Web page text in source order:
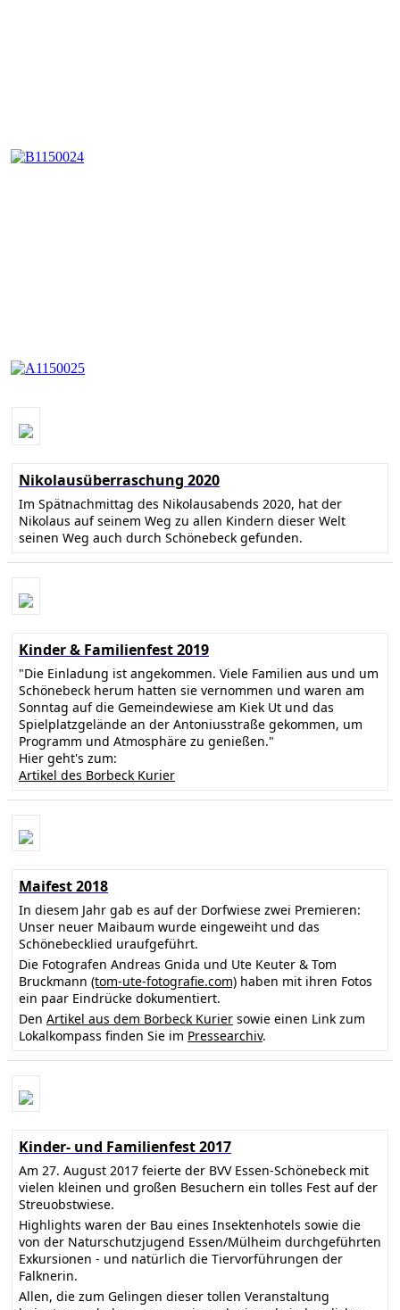
Nikolausüberraschung 2020
Im Spätnachmittag des Nikolausabends 2020, hat der
Nikolaus auf seinem Weg zu allen Kindern dieser Welt
seinen Weg auch durch Schönebeck gefunden.
Kinder & Familienfest 2019
"Die Einladung ist angekommen. Viele Familien aus und um
Schönebeck herum hatten sie vernommen und waren am
Sonntag auf die Gemeindewiese am Kiek Ut und das
Spielplatzgelände an der Antoniusstraße gekommen, um
Programm und Atmosphäre zu genießen."
Hier geht's zum:
Artikel des Borbeck Kurier
Maifest 2018
In diesem Jahr gab es auf der Dorfwiese zwei Premieren:
Unser neuer Maibaum wurde eingeweiht und das
Schönebecklied uraufgeführt.
Die Fotografen Andreas Gnida und Ute Keuter & Tom
Bruckmann (tom-ute-fotografie.com) haben mit ihren Fotos
ein paar Eindrücke dokumentiert.
Den Artikel aus dem Borbeck Kurier sowie einen Link zum
Lokalkompass finden Sie im Pressearchiv.
Kinder- und Familienfest 2017
Am 27. August 2017 feierte der BVV Essen-Schönebeck mit
vielen kleinen und großen Besuchern ein tolles Fest auf der
Streuobstwiese.
Highlights waren der Bau eines Insektenhotels sowie die
von der Naturschutzjugend Essen/Mülheim durchgeführten
Exkursionen - und natürlich die Tiervorführungen der
Falknerin.
Allen, die zum Gelingen dieser tollen Veranstaltung